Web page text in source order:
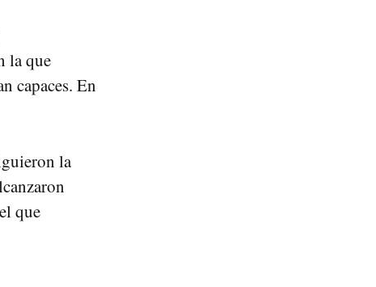
la que
capaces. En
la
que